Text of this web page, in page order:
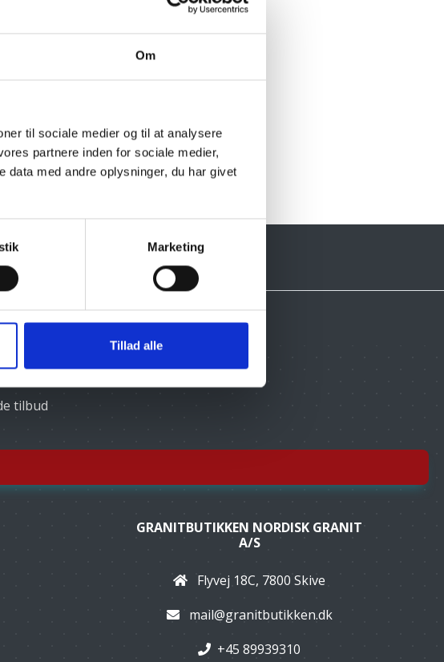
Om
til sociale medier og til at analysere
partnere inden for sociale medier,
data med andre oplysninger, du har givet
Marketing
Tillad alle
tilbud
GRANITBUTIKKEN NORDISK GRANIT
A/S
Flyvej 18C, 7800 Skive
mail@granitbutikken.dk
+45 89939310